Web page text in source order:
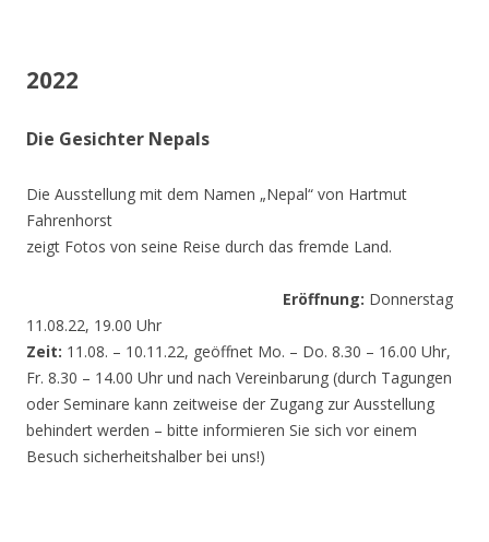
2022
Die Gesichter Nepals
Die Ausstellung mit dem Namen „Nepal“ von Hartmut
Fahrenhorst
zeigt Fotos von seine Reise durch das fremde Land.
Eröffnung: Donnerstag
11.08.22, 19.00 Uhr
Zeit: 11.08. – 10.11.22, geöffnet Mo. – Do. 8.30 – 16.00 Uhr,
Fr. 8.30 – 14.00 Uhr und nach Vereinbarung (durch Tagungen
oder Seminare kann zeitweise der Zugang zur Ausstellung
behindert werden – bitte informieren Sie sich vor einem
Besuch sicherheitshalber bei uns!)